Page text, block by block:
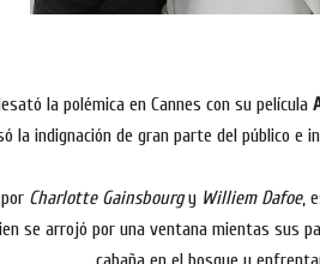
la polémica en Cannes con su película
la indignación de gran parte del público e
Charlotte Gainsbourgy Williem Dafoe,
se arrojó por una ventana mientas sus